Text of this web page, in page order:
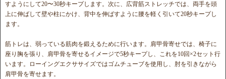
すようにして20〜30秒キープします。次に、広背筋ストレッチでは、両手を頭
上に伸ばして壁や柱にかけ、背中を伸ばすように腰を軽く引いて20秒キープし
ます。
筋トレは、弱っている筋肉を鍛えるために行います。肩甲骨寄せでは、椅子に
座り胸を張り、肩甲骨を寄せるイメージで5秒キープし、これを10回×2セット行
います。ローイングエクササイズではゴムチューブを使用し、肘を引きながら
肩甲骨を寄せます。